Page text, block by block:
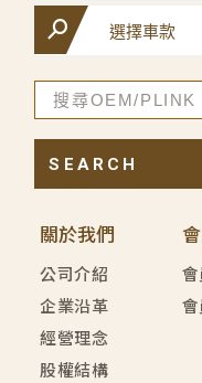
關於我們
公司介紹
企業沿革
經營理念
股權結構
SEARCH